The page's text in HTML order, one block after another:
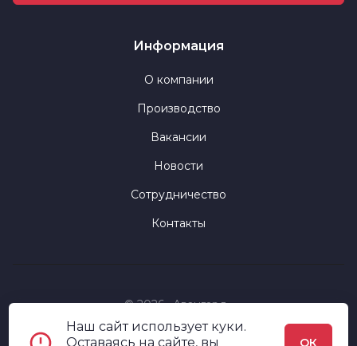
Информация
О компании
Производство
Вакансии
Новости
Сотрудничество
Контакты
© 2026 «Авангард»
Политика конфиденциальности
Наш сайт использует куки.
Оставаясь на сайте, вы
ОК